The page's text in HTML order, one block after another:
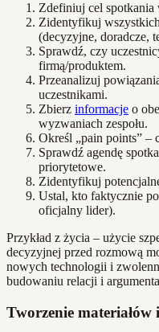
Zdefiniuj cel spotkania
Zidentyfikuj
(decyzyjne, doradcze,
Sprawdź, czy
firmą/produktem.
Przeanalizuj
uczestnikami.
Zbierz informacje o
wyzwaniach zespołu.
Określ „pain points” –
Sprawdź agendę
priorytetowe.
Zidentyfikuj
Ustal, kto faktycznie
oficjalny lider).
Przykład z życia – użycie
decyzyjnej przed rozmową
nowych technologii i
budowaniu relacji i
Tworzenie